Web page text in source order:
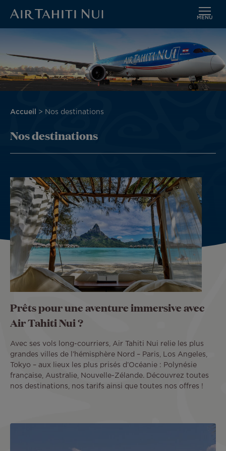
contenu
principal
MENU
Fil
Accueil Nos destinations
Nos destinations
Prêts pour une aventure immersive avec
Air Tahiti Nui ?
Avec ses vols long-courriers, Air Tahiti Nui relie les plus
grandes villes de l’hémisphère Nord – Paris, Los Angeles,
Tokyo – aux lieux les plus prisés d’Océanie : Polynésie
française, Australie, Nouvelle-Zélande. Découvrez toutes
nos destinations, nos tarifs ainsi que toutes nos offres !